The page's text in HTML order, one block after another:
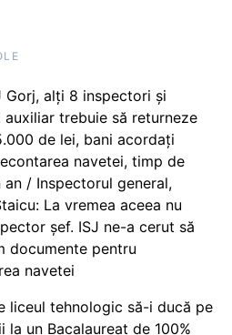
Gorj, alți 8 inspectori și
auxiliar trebuie să returneze
de lei, bani acordați
navetei, timp de
an / Inspectorul general,
La vremea aceea nu
șef. ISJ ne-a cerut să
documente pentru
navetei
liceul tehnologic să-i ducă pe
la un Bacalaureat de 100%